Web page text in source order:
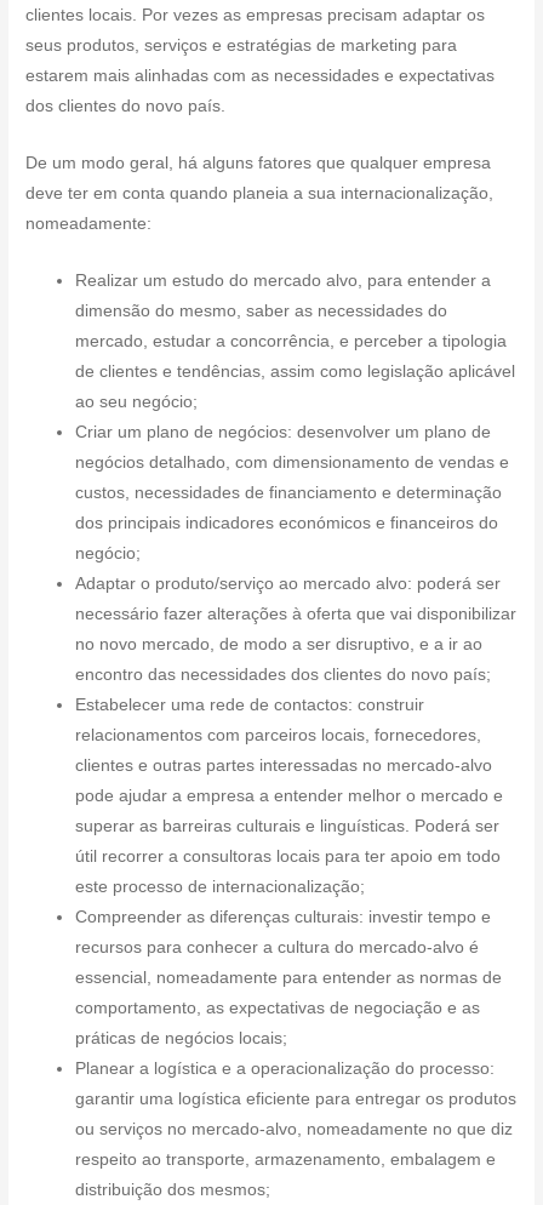
clientes locais. Por vezes as empresas precisam adaptar os
seus produtos, serviços e estratégias de marketing para
estarem mais alinhadas com as necessidades e expectativas
dos clientes do novo país.
De um modo geral, há alguns fatores que qualquer empresa
deve ter em conta quando planeia a sua internacionalização,
nomeadamente:
Realizar um estudo do mercado alvo, para entender a
dimensão do mesmo, saber as necessidades do
mercado, estudar a concorrência, e perceber a tipologia
de clientes e tendências, assim como legislação aplicável
ao seu negócio;
Criar um plano de negócios: desenvolver um plano de
negócios detalhado, com dimensionamento de vendas e
custos, necessidades de financiamento e determinação
dos principais indicadores económicos e financeiros do
negócio;
Adaptar o produto/serviço ao mercado alvo: poderá ser
necessário fazer alterações à oferta que vai disponibilizar
no novo mercado, de modo a ser disruptivo, e a ir ao
encontro das necessidades dos clientes do novo país;
Estabelecer uma rede de contactos: construir
relacionamentos com parceiros locais, fornecedores,
clientes e outras partes interessadas no mercado-alvo
pode ajudar a empresa a entender melhor o mercado e
superar as barreiras culturais e linguísticas. Poderá ser
útil recorrer a consultoras locais para ter apoio em todo
este processo de internacionalização;
Compreender as diferenças culturais: investir tempo e
recursos para conhecer a cultura do mercado-alvo é
essencial, nomeadamente para entender as normas de
comportamento, as expectativas de negociação e as
práticas de negócios locais;
Planear a logística e a operacionalização do processo:
garantir uma logística eficiente para entregar os produtos
ou serviços no mercado-alvo, nomeadamente no que diz
respeito ao transporte, armazenamento, embalagem e
distribuição dos mesmos;